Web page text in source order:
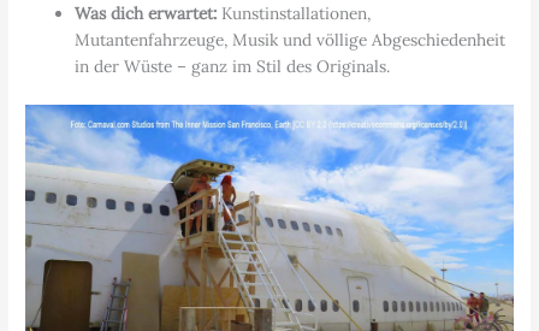
Was dich erwartet: Kunstinstallationen,
Mutantenfahrzeuge, Musik und völlige Abgeschiedenheit
in der Wüste – ganz im Stil des Originals.